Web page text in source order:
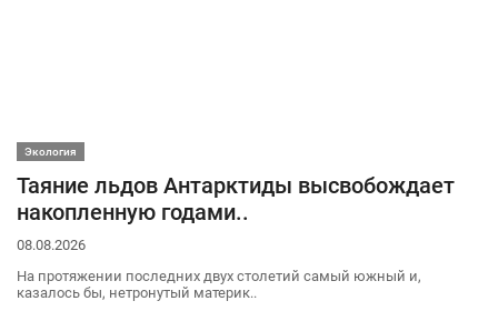
Экология
Таяние льдов Антарктиды высвобождает
накопленную годами..
08.08.2026
На протяжении последних двух столетий самый южный и,
казалось бы, нетронутый материк..